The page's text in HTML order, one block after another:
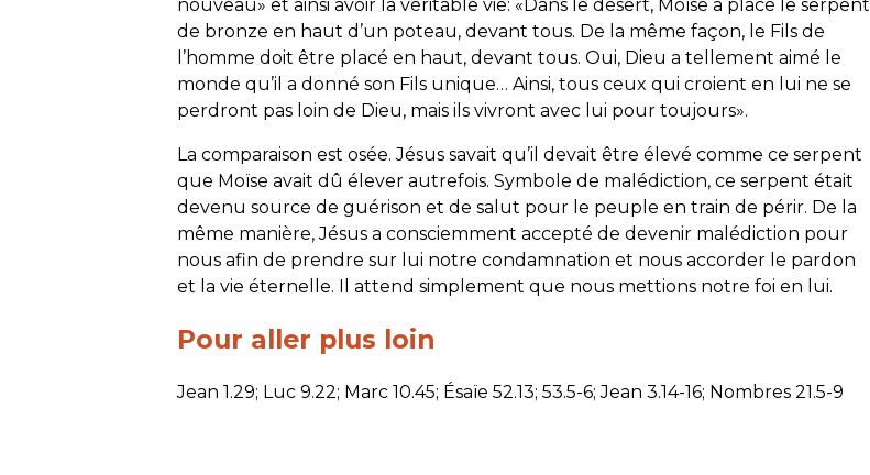
nouveau» et ainsi avoir la véritable vie: «Dans le désert, Moïse a placé le serpent
de bronze en haut d’un poteau, devant tous. De la même façon, le Fils de
l’homme doit être placé en haut, devant tous. Oui, Dieu a tellement aimé le
monde qu’il a donné son Fils unique… Ainsi, tous ceux qui croient en lui ne se
perdront pas loin de Dieu, mais ils vivront avec lui pour toujours».
La comparaison est osée. Jésus savait qu’il devait être élevé comme ce serpent
que Moïse avait dû élever autrefois. Symbole de malédiction, ce serpent était
devenu source de guérison et de salut pour le peuple en train de périr. De la
même manière, Jésus a consciemment accepté de devenir malédiction pour
nous afin de prendre sur lui notre condamnation et nous accorder le pardon
et la vie éternelle. Il attend simplement que nous mettions notre foi en lui.
Pour aller plus loin
Jean 1.29; Luc 9.22; Marc 10.45; Ésaïe 52.13; 53.5-6; Jean 3.14-16; Nombres 21.5-9